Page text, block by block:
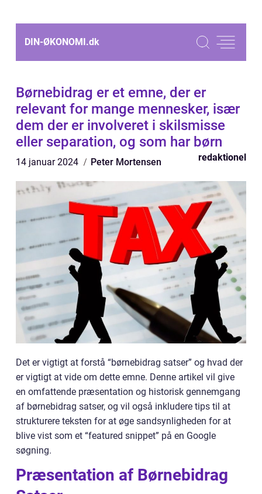
DIN-ØKONOMI.dk
Børnebidrag er et emne, der er
relevant for mange mennesker, især
dem der er involveret i skilsmisse
eller separation, og som har børn
14 januar 2024 Peter Mortensen redaktionel
Det er vigtigt at forstå “børnebidrag satser” og hvad der
er vigtigt at vide om dette emne. Denne artikel vil give
en omfattende præsentation og historisk gennemgang
af børnebidrag satser, og vil også inkludere tips til at
strukturere teksten for at øge sandsynligheden for at
blive vist som et “featured snippet” på en Google
søgning.
Præsentation af Børnebidrag